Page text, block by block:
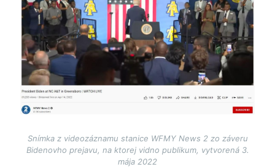
Snímka z videozáznamu stanice WFMY News 2 zo záveru
Bidenovho prejavu, na ktorej vidno publikum, vytvorená 3.
mája 2022